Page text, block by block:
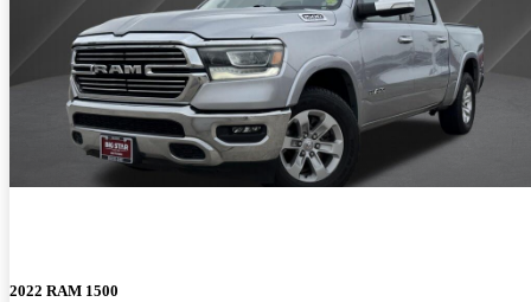
2022 RAM 1500